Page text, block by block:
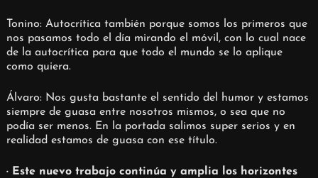
Tonino: Autocrítica también porque somos los primeros que
nos pasamos todo el día mirando el móvil, con lo cual nace
de la autocrítica para que todo el mundo se lo aplique
como quiera.
Álvaro: Nos gusta bastante el sentido del humor y estamos
siempre de guasa entre nosotros mismos, o sea que no
podía ser menos. En la portada salimos super serios y en
realidad estamos de guasa con ese título.
· Este nuevo trabajo continúa y amplia los horizontes